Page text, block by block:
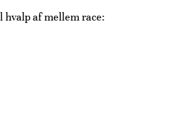
hvalp af mellem race: